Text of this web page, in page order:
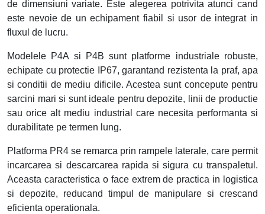
de dimensiuni variate. Este alegerea potrivita atunci cand
este nevoie de un echipament fiabil si usor de integrat in
fluxul de lucru.
Modelele P4A si P4B sunt platforme industriale robuste,
echipate cu protectie IP67, garantand rezistenta la praf, apa
si conditii de mediu dificile. Acestea sunt concepute pentru
sarcini mari si sunt ideale pentru depozite, linii de productie
sau orice alt mediu industrial care necesita performanta si
durabilitate pe termen lung.
Platforma PR4 se remarca prin rampele laterale, care permit
incarcarea si descarcarea rapida si sigura cu transpaletul.
Aceasta caracteristica o face extrem de practica in logistica
si depozite, reducand timpul de manipulare si crescand
eficienta operationala.